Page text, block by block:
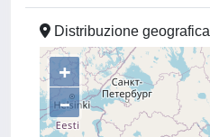
Distribuzione geografica
+
–